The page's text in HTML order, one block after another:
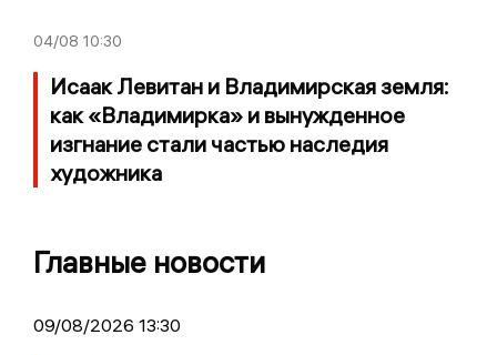
04/08 10:30
Исаак Левитан и Владимирская земля:
как «Владимирка» и вынужденное
изгнание стали частью наследия
художника
Главные новости
09/08/2026 13:30